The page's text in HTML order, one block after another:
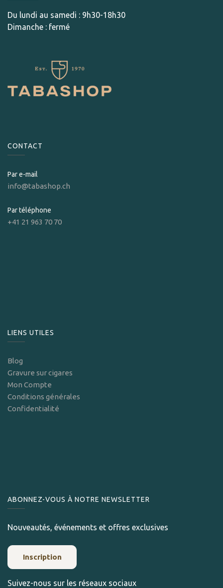
Du lundi au samedi : 9h30-18h30
Dimanche : fermé
CONTACT
Par e-mail
info@tabashop.ch
Par téléphone
+41 21 963 70 70
LIENS UTILES
Blog
Gravure sur cigares
Mon Compte
Conditions générales
Confidentialité
ABONNEZ-VOUS À NOTRE NEWSLETTER
Nouveautés, événements et offres exclusives
Inscription
Suivez-nous sur les réseaux sociaux